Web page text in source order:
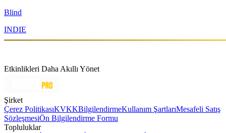
Blind
INDIE
Etkinlikleri Daha Akıllı Yönet
Şirket
Çerez PolitikasıKVKKBilgilendirmeKullanım ŞartlarıMesafeli Satış
SözleşmesiÖn Bilgilendirme Formu
Topluluklar